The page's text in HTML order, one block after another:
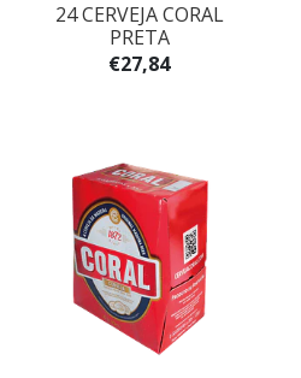
24 CERVEJA CORAL
PRETA
€27,84